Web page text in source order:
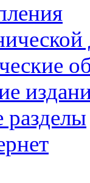
разделы